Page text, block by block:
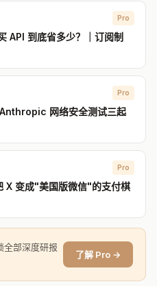
Pro
API 到底省多少？｜订阅制
Pro
网络安全测试三起
Pro
X 变成"美国版微信"的支付棋
部深度研报
了解 Pro →